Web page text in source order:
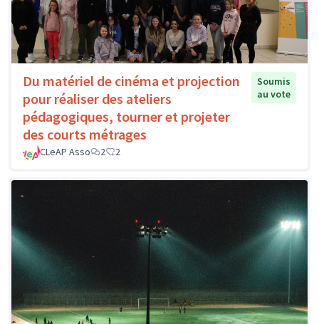
Du matériel de cinéma et projection
pour réaliser des ateliers
pédagogiques, tourner et projeter
des courts métrages
Soumis
au vote
CLeAP Asso 2 2